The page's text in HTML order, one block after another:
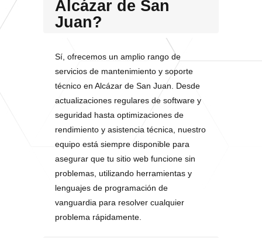
Alcázar de San
Juan?
Sí, ofrecemos un amplio rango de
servicios de mantenimiento y soporte
técnico en Alcázar de San Juan. Desde
actualizaciones regulares de software y
seguridad hasta optimizaciones de
rendimiento y asistencia técnica, nuestro
equipo está siempre disponible para
asegurar que tu sitio web funcione sin
problemas, utilizando herramientas y
lenguajes de programación de
vanguardia para resolver cualquier
problema rápidamente.